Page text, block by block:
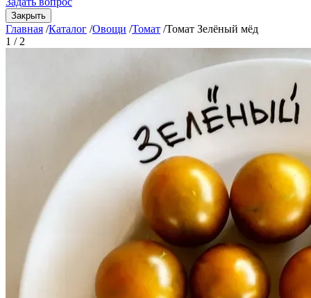
Закрыть
Главная /Каталог /Овощи /Томат /Томат Зелёный мёд
1 / 2